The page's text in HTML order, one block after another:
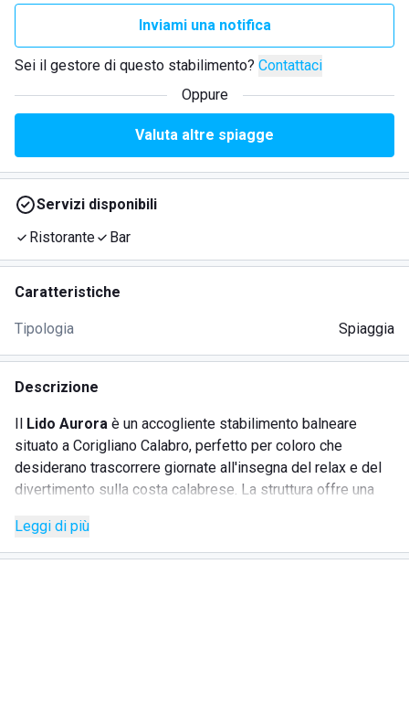
Inviami una notifica
Sei il gestore di questo stabilimento? Contattaci
Oppure
Valuta altre spiagge
Servizi disponibili
Ristorante
Bar
Caratteristiche
Tipologia Spiaggia
Descrizione
Il Lido Aurora è un accogliente stabilimento balneare
situato a Corigliano Calabro, perfetto per coloro che
desiderano trascorrere giornate all'insegna del relax e del
divertimento sulla costa calabrese. La struttura offre una
mare indimenticabile e confortevole.
Leggi di più